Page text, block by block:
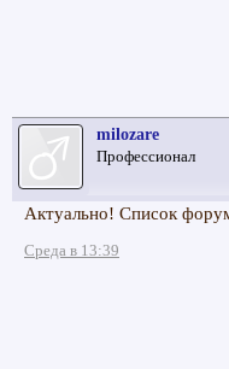
milozare
Профессионал
Актуально! Список
Среда в 13:39